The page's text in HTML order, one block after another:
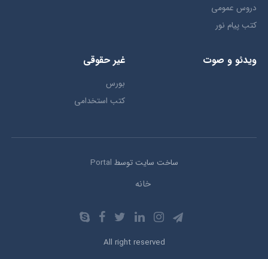
دروس عمومی
کتب پیام نور
ویدئو و صوت غیر حقوقی
بورس
کتب استخدامی
ساخت سایت توسط Portal
خانه
All right reserved